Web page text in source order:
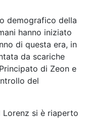
demografico della
hanno iniziato
di questa era, in
da scariche
di Zeon e
del
Lorenz si è riaperto